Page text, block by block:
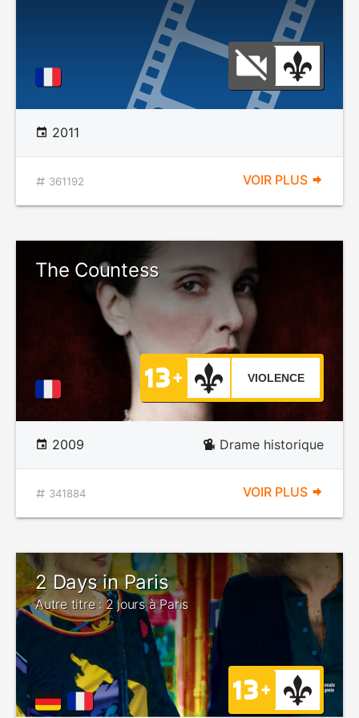
2011
361192 VOIR PLUS
The Countess
VIOLENCE
2009 Drame historique
341884 VOIR PLUS
2 Days in Paris
Autre titre : 2 jours à Paris